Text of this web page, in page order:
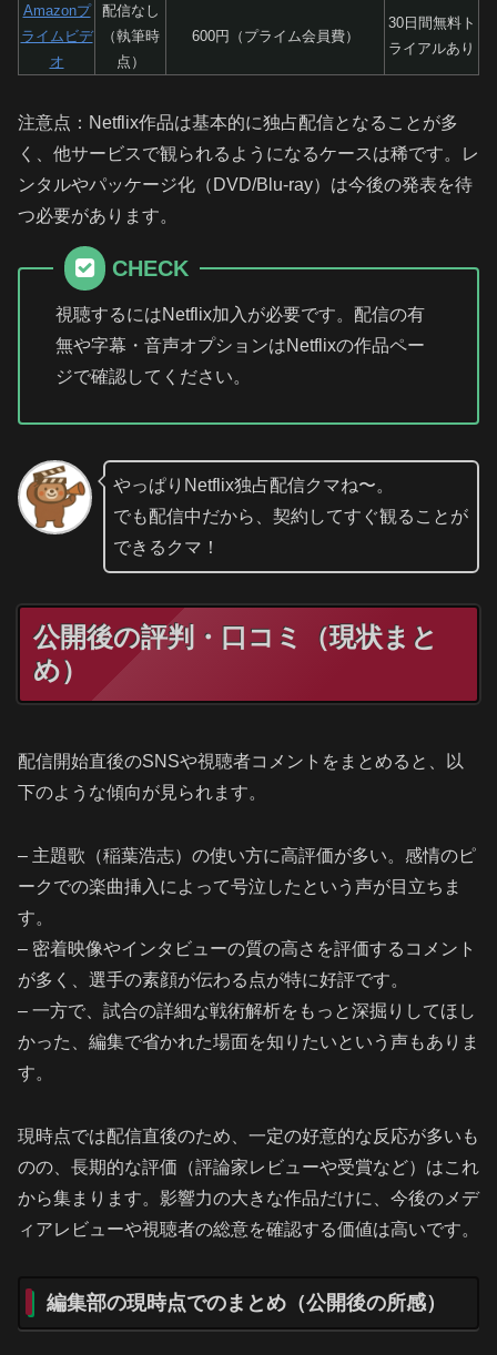
Amazonプ
ライムビデ
オ
配信なし
（執筆時
点）
600円（プライム会員費）
30日間無料ト
ライアルあり
注意点：Netflix作品は基本的に独占配信となることが多
く、他サービスで観られるようになるケースは稀です。レ
ンタルやパッケージ化（DVD/Blu‑ray）は今後の発表を待
つ必要があります。
CHECK
視聴するにはNetflix加入が必要です。配信の有
無や字幕・音声オプションはNetflixの作品ペー
ジで確認してください。
やっぱりNetflix独占配信クマね〜。
でも配信中だから、契約してすぐ観ることが
できるクマ！
公開後の評判・口コミ（現状まと
め）
配信開始直後のSNSや視聴者コメントをまとめると、以
下のような傾向が見られます。
– 主題歌（稲葉浩志）の使い方に高評価が多い。感情のピ
ークでの楽曲挿入によって号泣したという声が目立ちま
す。
– 密着映像やインタビューの質の高さを評価するコメント
が多く、選手の素顔が伝わる点が特に好評です。
– 一方で、試合の詳細な戦術解析をもっと深掘りしてほし
かった、編集で省かれた場面を知りたいという声もありま
す。
現時点では配信直後のため、一定の好意的な反応が多いも
のの、長期的な評価（評論家レビューや受賞など）はこれ
から集まります。影響力の大きな作品だけに、今後のメデ
ィアレビューや視聴者の総意を確認する価値は高いです。
編集部の現時点でのまとめ（公開後の所感）